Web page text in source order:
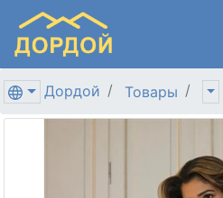
Дордой Товары